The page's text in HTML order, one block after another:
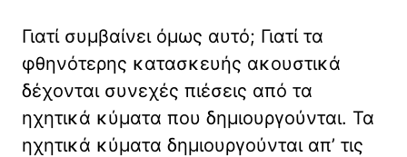
Γιατί συμβαίνει όμως αυτό; Γιατί τα
φθηνότερης κατασκευής ακουστικά
δέχονται συνεχές πιέσεις από τα
ηχητικά κύματα που δημιουργούνται. Τα
ηχητικά κύματα δημιουργούνται απ’ τις